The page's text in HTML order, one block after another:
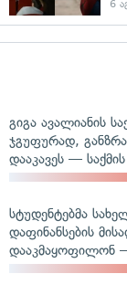
6
გიგა ავალიანის
ჯგუფურად,
დააკავეს —
სტუდენტებმა
დაფინანსების
დააკმაყოფილონ